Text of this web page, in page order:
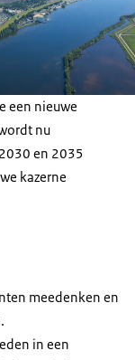
een nieuwe
nu
en 2035
kazerne
meedenken en
in een